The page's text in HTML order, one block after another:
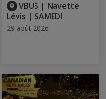
VBUS | Navette
Lévis | SAMEDI
29 août 2026